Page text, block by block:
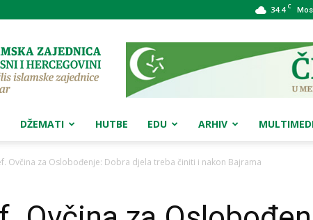
34.4 C
DŽEMATI HUTBE EDU ARHIV
Ovčina za Oslobođenje: Dobra djela treba činiti i nakon Bajrama